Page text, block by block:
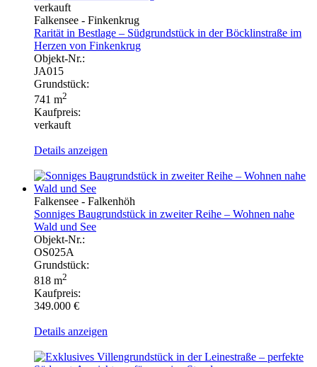
verkauft
Falkensee - Finkenkrug
Rarität in Bestlage – Südgrundstück in der Böcklinstraße im
Herzen von Finkenkrug
Objekt-Nr.:
JA015
Grundstück:
741 m2
Kaufpreis:
verkauft
Details anzeigen
Falkensee - Falkenhöh
Sonniges Baugrundstück in zweiter Reihe – Wohnen nahe
Wald und See
Objekt-Nr.:
OS025A
Grundstück:
818 m2
Kaufpreis:
349.000 €
Details anzeigen